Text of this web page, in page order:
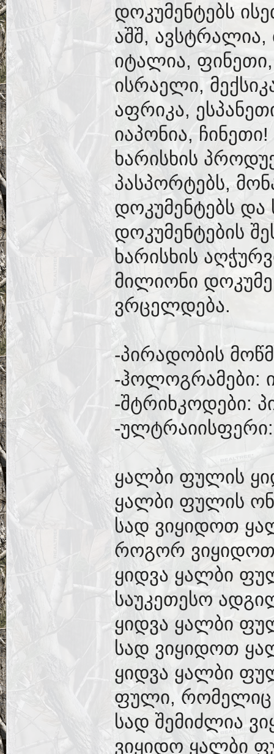
დოკუმენტებს
აშშ,
იტალია,
ისრაელი,
აფრიკა,
იაპონია,
ხარისხის
პასპორტებს,
დოკუმენტებს და
დოკუმენტების
ხარისხის
მილიონი
ვრცელდება.
-პირადობის
-ჰოლოგრამები:
-შტრიხკოდები:
-
ყალბი ფულის
ყალბი ფულის
სად ვიყიდოთ
როგორ
ყიდვა ყალბი
საუკეთესო
ყიდვა ყალბი
სად ვიყიდოთ
ყიდვა ყალბი
ფული, რომელიც
სად შემიძლია
ვიყიდო ყალბი